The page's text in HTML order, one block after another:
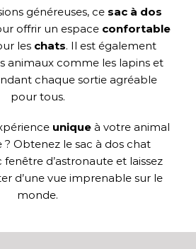
généreuses, ce sac à dos
offrir un espace confortable
les chats. Il est également
animaux comme les lapins et
chaque sortie agréable
pour tous.
unique à votre animal
Obtenez le sac à dos chat
d’astronaute et laissez
d’une vue imprenable sur le
monde.